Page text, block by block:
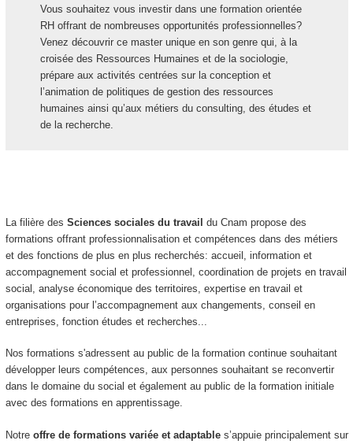
Vous souhaitez vous investir dans une formation orientée
RH offrant de nombreuses opportunités professionnelles?
Venez découvrir ce master unique en son genre qui, à la
croisée des Ressources Humaines et de la sociologie,
prépare aux activités centrées sur la conception et
l’animation de politiques de gestion des ressources
humaines ainsi qu’aux métiers du consulting, des études et
de la recherche.
La filière des Sciences sociales du travail du Cnam propose des
formations offrant professionnalisation et compétences dans des métiers
et des fonctions de plus en plus recherchés: accueil, information et
accompagnement social et professionnel, coordination de projets en travail
social, analyse économique des territoires, expertise en travail et
organisations pour l’accompagnement aux changements, conseil en
entreprises, fonction études et recherches...
Nos formations s'adressent au public de la formation continue souhaitant
développer leurs compétences, aux personnes souhaitant se reconvertir
dans le domaine du social et également au public de la formation initiale
avec des formations en apprentissage.
Notre offre de formations variée et adaptables’appuie principalement sur